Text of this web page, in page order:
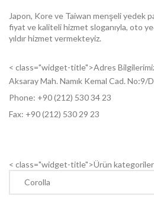
Japon, Kore ve Taiwan menşeli yedek
fiyat ve kaliteli hizmet sloganıyla, oto
yıldır hizmet vermekteyiz.
< class="widget-title">Adres
Aksaray Mah. Namık Kemal Cad. No:9/
Phone: +90 (212) 530 34 23
Fax: +90 (212) 530 29 23
< class="widget-title">Ürün